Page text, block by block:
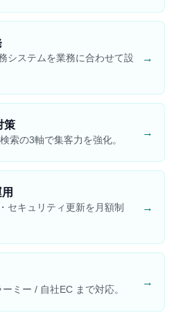
システムを業務に合わせて設
→
策
索の3軸で集客力を強化。
→
セキュリティ更新を月額制
→
ミー / 自社EC まで対応。
→